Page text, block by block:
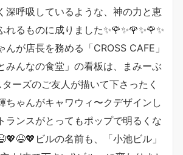
深呼吸しているような、神の力と恵
るものに成りました✨🌹✨🌹✨🌹✨
んが店長を務める「CROSS CAFE」
みんなの食堂」の看板は、まみーぶ
ーズのご友人が描いて下さったく
ちゃんがキャワウィ〜クデザインし
ランスがとってもポップで明るくな
ビルの名前も、「小池ビル」